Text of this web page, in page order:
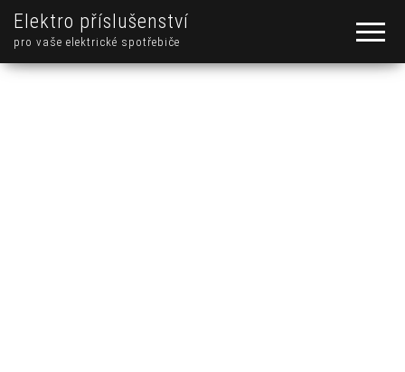
Elektro příslušenství
pro vaše elektrické spotřebiče